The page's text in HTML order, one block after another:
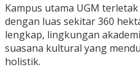
Kampus utama UGM
dengan luas sekitar 360
lengkap, lingkungan
suasana kultural yang
holistik.